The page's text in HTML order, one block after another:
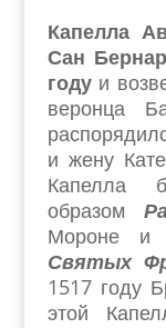
Капелла
Сан
годуи
веронца
и жену
Капелла
образом
Мороне и
Святых
1517 году
этой